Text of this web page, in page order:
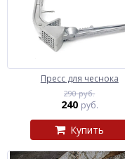
Пресс для чеснока
290 руб.
240 руб.
Купить